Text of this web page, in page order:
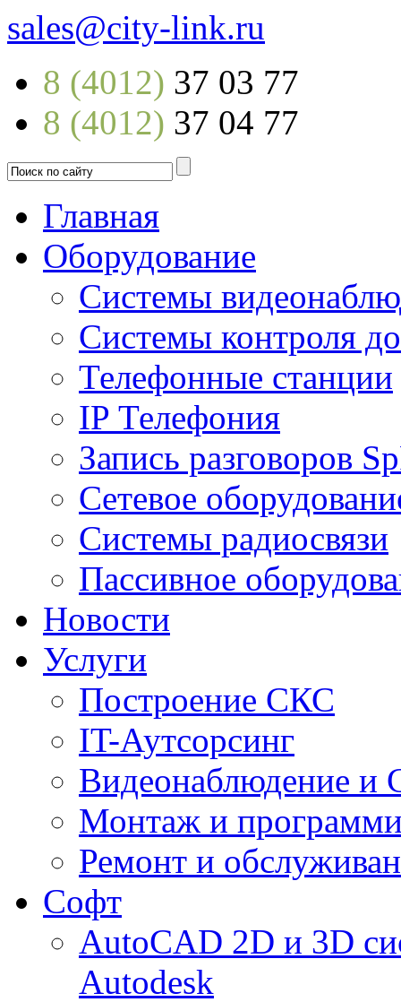
sales@city-link.ru
8 (4012) 37 03 77
8 (4012) 37 04 77
Главная
Оборудование
Системы
Системы контроля
Телефонные станции
IP Телефония
Запись разговоров
Сетевое
Системы радиосвязи
Пассивное
Новости
Услуги
Построение СКС
IT-Аутсорсинг
Видеонаблюдение
Монтаж и
Ремонт и
Софт
AutoCAD 2D и 3D
Autodesk